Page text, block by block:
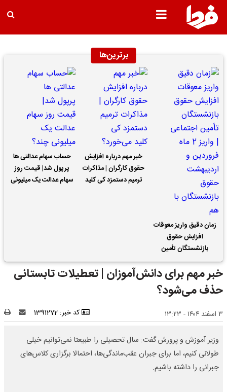
برترین‌ها
زمان دقیق واریز معوقات
افزایش حقوق
بازنشستگان تأمین
اجتماعی | واریز 2 ماه
فروردین و اردیبهشت
حقوق بازنشستگان با هم
خبر مهم درباره افزایش
حقوق کارگران | مذاکرات
ترمیم دستمزد کی کلید
حساب سهام عدالتی ها
پرپول شد| قیمت روز
سهام عدالت یک میلیونی
خبر مهم برای دانش‌آموزان | تعطیلات تابستانی
حذف می‌شود؟
۳ اسفند ۱۴۰۴ - ۱۳:۲۳ کد خبر: 1391272
وزیر آموزش و پرورش گفت: سال تحصیلی را طبیعتا نمی‌توانیم خیلی
طولانی کنیم، اما برای جبران عقب‌ماندگی‌ها، احتمالا برگزاری کلاس‌های
جبرانی را داشته باشیم.